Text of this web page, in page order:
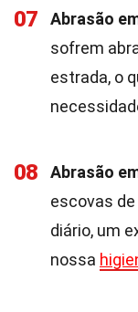
07 Abrasão
sofrem
estrada, o
08 Abrasão
escovas
diário, um
nossa